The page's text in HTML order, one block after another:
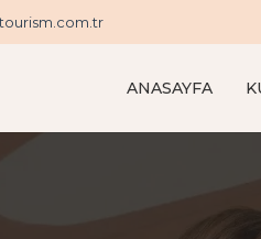
ANASAYFA